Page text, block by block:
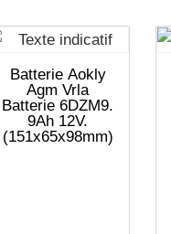
Batterie Aokly
Agm Vrla
Batterie 6DZM9.
9Ah 12V.
(151x65x98mm)